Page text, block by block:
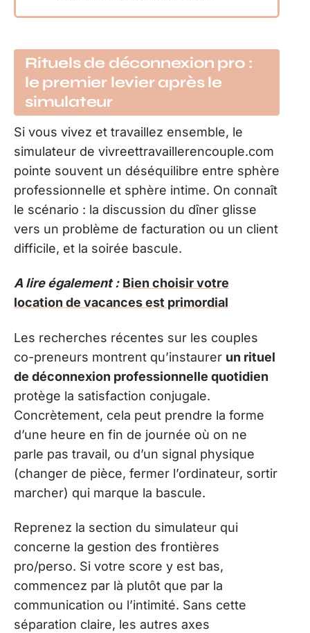
Rituels de déconnexion pro :
le premier levier après le
simulateur
Si vous vivez et travaillez ensemble, le
simulateur de vivreettravaillerencouple.com
pointe souvent un déséquilibre entre sphère
professionnelle et sphère intime. On connaît
le scénario : la discussion du dîner glisse
vers un problème de facturation ou un client
difficile, et la soirée bascule.
A lire également : Bien choisir votre
location de vacances est primordial
Les recherches récentes sur les couples
co-preneurs montrent qu’instaurer un rituel
de déconnexion professionnelle quotidien
protège la satisfaction conjugale.
Concrètement, cela peut prendre la forme
d’une heure en fin de journée où on ne
parle pas travail, ou d’un signal physique
(changer de pièce, fermer l’ordinateur, sortir
marcher) qui marque la bascule.
Reprenez la section du simulateur qui
concerne la gestion des frontières
pro/perso. Si votre score y est bas,
commencez par là plutôt que par la
communication ou l’intimité. Sans cette
séparation claire, les autres axes